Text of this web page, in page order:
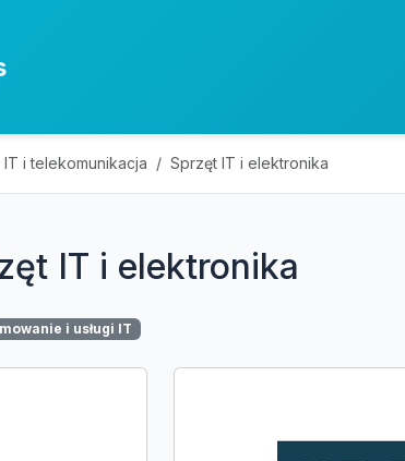
IT i telekomunikacja Sprzęt IT i elektronika
IT i elektronika
i usługi IT